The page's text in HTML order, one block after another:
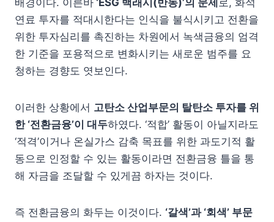
연료 투자를 적대시한다는 인식을 불식시키고 전환을
위한 투자심리를 촉진하는 차원에서 녹색금융의 엄격
한 기준을 포용적으로 변화시키는 새로운 범주를 요
청하는 경향도 엿보인다.
이러한 상황에서 고탄소 산업부문의 탈탄소 투자를 위
한 ‘전환금융’이 대두하였다. ‘적합’ 활동이 아닐지라도
‘적격’이거나 온실가스 감축 목표를 위한 과도기적 활
동으로 인정할 수 있는 활동이라면 전환금융 틀을 통
해 자금을 조달할 수 있게끔 하자는 것이다.
즉 전환금융의 화두는 이것이다. ‘갈색’과 ‘회색’ 부문